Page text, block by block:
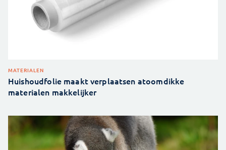
MATERIALEN
Huishoudfolie maakt verplaatsen atoomdikke
materialen makkelijker